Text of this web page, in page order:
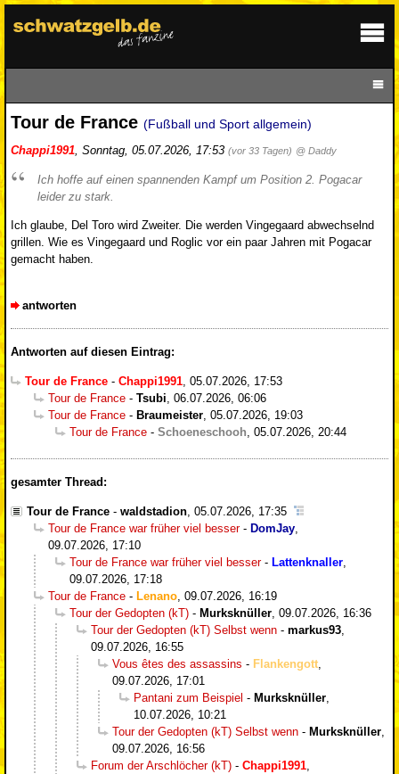
Tour de France (Fußball und Sport allgemein)
Chappi1991, Sonntag, 05.07.2026, 17:53 (vor 33 Tagen) @ Daddy
Ich hoffe auf einen spannenden Kampf um Position 2. Pogacar
leider zu stark.
Ich glaube, Del Toro wird Zweiter. Die werden Vingegaard abwechselnd
grillen. Wie es Vingegaard und Roglic vor ein paar Jahren mit Pogacar
gemacht haben.
antworten
Antworten auf diesen Eintrag:
Tour de France - Chappi1991, 05.07.2026, 17:53
Tour de France - Tsubi, 06.07.2026, 06:06
Tour de France - Braumeister, 05.07.2026, 19:03
Tour de France - Schoeneschooh, 05.07.2026, 20:44
gesamter Thread:
Tour de France - waldstadion 05.07.2026, 17:35
Tour de France war früher viel besser- DomJay
09.07.2026, 17:10
Tour de France war früher viel besser- Lattenknaller
09.07.2026, 17:18
Tour de France - Lenano 09.07.2026, 16:19
Tour der Gedopten (kT) - Murksknüller 09.07.2026, 16:36
Tour der Gedopten (kT) Selbst wenn - markus93
09.07.2026, 16:55
Vous êtes des assassins - Flankengott
09.07.2026, 17:01
Pantani zum Beispiel - Murksknüller
10.07.2026, 10:21
Tour der Gedopten (kT) Selbst wenn - Murksknüller
09.07.2026, 16:56
Forum der Arschlöcher (kT) - Chappi1991